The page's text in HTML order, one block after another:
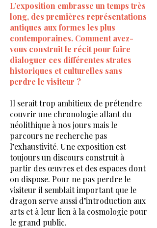
L’exposition embrasse un temps très
long, des premières représentations
antiques aux formes les plus
contemporaines. Comment avez-
vous construit le récit pour faire
dialoguer ces différentes strates
historiques et culturelles sans
perdre le visiteur ?
Il serait trop ambitieux de prétendre
couvrir une chronologie allant du
néolithique à nos jours mais le
parcours ne recherche pas
l’exhaustivité. Une exposition est
toujours un discours construit à
partir des œuvres et des espaces dont
on dispose. Pour ne pas perdre le
visiteur il semblait important que le
dragon serve aussi d’introduction aux
arts et à leur lien à la cosmologie pour
le grand public.